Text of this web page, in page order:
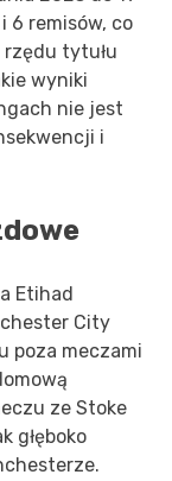
6 remisów, co
rzędu tytułu
wyniki
nie jest
i
Etihad
City
poza meczami
ze Stoke
głęboko